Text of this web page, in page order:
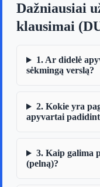
Dažniausiai
klausimai
1. Ar didelė
sėkmingą verslą?
2. Kokie yra
apyvartai
3. Kaip galima
(pelną)?